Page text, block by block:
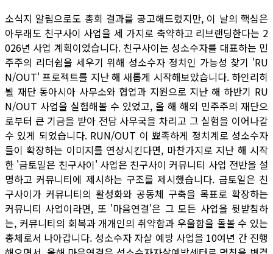
소식지 알림으로도 총회 결과를 공고해드렸지만, 이 날의 핵심은
아무래도 친구사이 사업을 세 가지로 축약하고 리브랜딩한다는 2
026년 사업 계획이었습니다. 친구사이는 성소수자를 대표하는 민
주주의 리더쉽을 세우기 위해 성소수자 정치인 가능성 찾기 'RU
N/OUT' 프로젝트를 지난 해 새롭게 시작해보았습니다. 하인리히
뵐 재단 동아시아 사무소와 협업과 지원으로 지난 해 하반기 RU
N/OUT 사업을 실험해볼 수 있었고, 올 해 해외 민주주의 재단으
로부터 큰 기금을 받아 전담 사무국을 차리고 그 실험을 이어나갈
수 있게 되었습니다. RUN/OUT 이 뾰족하게 정치계로 성소수자
들이 확장하는 이미지를 연상시킨다면, 마찬가지로 지난 해 시작
한 '금토일은 친구사이' 사업은 친구사이 커뮤니티 사업 전반을 설
명하고 커뮤니티에 제시하는 구조를 제시했습니다. 금토일은 친
구사이가 커뮤니티의 활성화와 공동체 구축을 목표로 확장하는
커뮤니티 사업이라면, 또 '마음연결'은 그 모든 사업을 뒷받침하
는, 커뮤니티의 회복과 개개인의 취약함과 우울함을 돌볼 수 있는
총체로서 나아갑니다. 성소수자 자살 예방 사업을 10여년 간 진행